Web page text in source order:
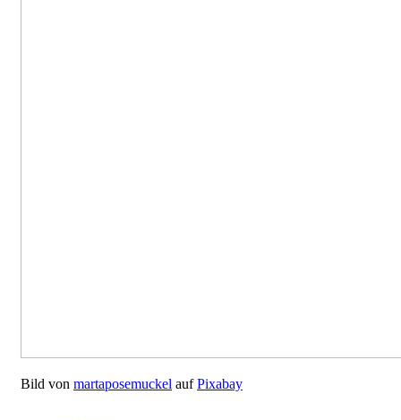
Bild von martaposemuckel aufPixabay